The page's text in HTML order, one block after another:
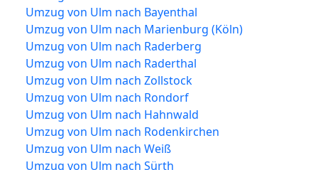
Umzug von Ulm nach Bayenthal
Umzug von Ulm nach Marienburg (Köln)
Umzug von Ulm nach Raderberg
Umzug von Ulm nach Raderthal
Umzug von Ulm nach Zollstock
Umzug von Ulm nach Rondorf
Umzug von Ulm nach Hahnwald
Umzug von Ulm nach Rodenkirchen
Umzug von Ulm nach Weiß
Umzug von Ulm nach Sürth